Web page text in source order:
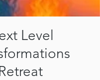
Level